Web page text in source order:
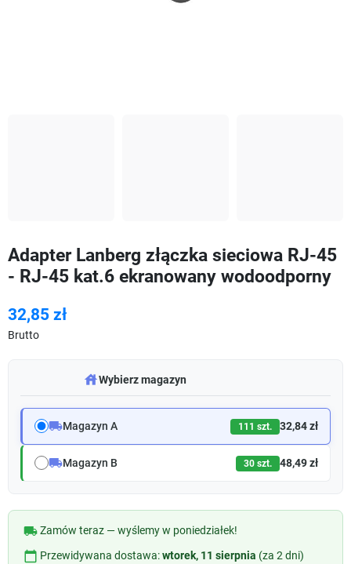
Adapter Lanberg złączka sieciowa RJ-45
- RJ-45 kat.6 ekranowany wodoodporny
32,85 zł
Brutto
warehouseWybierz magazyn
local_shippingMagazyn A 111 szt. 32,84 zł
local_shippingMagazyn B 30 szt. 48,49 zł
local_shippingZamów teraz — wyślemy w poniedziałek!
calendar_today Przewidywana dostawa:wtorek, 11 sierpnia (za 2 dni)